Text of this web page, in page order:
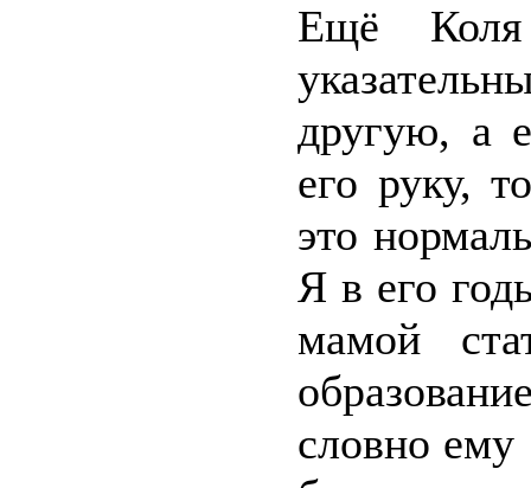
Ещё
другую, а
его руку,
это
Я в его
мамой
словно ему